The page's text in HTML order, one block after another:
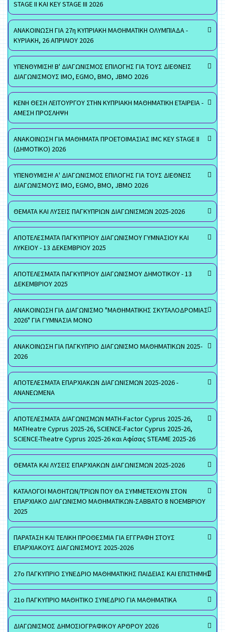
STAGE II ΚΑΙ KEY STAGE III 2026
ΑΝΑΚΟΙΝΩΣΗ ΓΙΑ 27η ΚΥΠΡΙΑΚΗ ΜΑΘΗΜΑΤΙΚΗ ΟΛΥΜΠΙΑΔΑ -
ΚΥΡΙΑΚΗ, 26 ΑΠΡΙΛΙΟΥ 2026
ΥΠΕΝΘΥΜΙΣΗ! Β' ΔΙΑΓΩΝΙΣΜΟΣ ΕΠΙΛΟΓΗΣ ΓΙΑ ΤΟΥΣ ΔΙΕΘΝΕΙΣ
ΔΙΑΓΩΝΙΣΜΟΥΣ ΙΜΟ, EGMO, ΒΜΟ, JBMO 2026
ΚΕΝΗ ΘΕΣΗ ΛΕΙΤΟΥΡΓΟΥ ΣΤΗΝ ΚΥΠΡΙΑΚΗ ΜΑΘΗΜΑΤΙΚΗ ΕΤΑΙΡΕΙΑ -
ΑΜΕΣΗ ΠΡΟΣΛΗΨΗ
ΑΝΑΚΟΙΝΩΣΗ ΓΙΑ ΜΑΘΗΜΑΤΑ ΠΡΟΕΤΟΙΜΑΣΙΑΣ IMC KEY STAGE II
(ΔΗΜΟΤΙΚΟ) 2026
ΥΠΕΝΘΥΜΙΣΗ! Α' ΔΙΑΓΩΝΙΣΜΟΣ ΕΠΙΛΟΓΗΣ ΓΙΑ ΤΟΥΣ ΔΙΕΘΝΕΙΣ
ΔΙΑΓΩΝΙΣΜΟΥΣ ΙΜΟ, EGMO, ΒΜΟ, JBMO 2026
ΘΕΜΑΤΑ ΚΑΙ ΛΥΣΕΙΣ ΠΑΓΚΥΠΡΙΩΝ ΔΙΑΓΩΝΙΣΜΩΝ 2025-2026
ΑΠΟΤΕΛΕΣΜΑΤΑ ΠΑΓΚΥΠΡΙΟΥ ΔΙΑΓΩΝΙΣΜΟΥ ΓΥΜΝΑΣΙΟΥ ΚΑΙ
ΛΥΚΕΙΟΥ - 13 ΔΕΚΕΜΒΡΙΟΥ 2025
ΑΠΟΤΕΛΕΣΜΑΤΑ ΠΑΓΚΥΠΡΙΟΥ ΔΙΑΓΩΝΙΣΜΟΥ ΔΗΜΟΤΙΚΟΥ - 13
ΔΕΚΕΜΒΡΙΟΥ 2025
ΑΝΑΚΟΙΝΩΣΗ ΓΙΑ ΔΙΑΓΩΝΙΣΜΟ "ΜΑΘΗΜΑΤΙΚΗΣ ΣΚΥΤΑΛΟΔΡΟΜΙΑΣ
2026" ΓΙΑ ΓΥΜΝΑΣΙΑ ΜΟΝΟ
ΑΝΑΚΟΙΝΩΣΗ ΓΙΑ ΠΑΓΚΥΠΡΙΟ ΔΙΑΓΩΝΙΣΜΟ ΜΑΘΗΜΑΤΙΚΩΝ 2025-
2026
ΑΠΟΤΕΛΕΣΜΑΤΑ ΕΠΑΡΧΙΑΚΩΝ ΔΙΑΓΩΝΙΣΜΩΝ 2025-2026 -
ΑΝΑΝΕΩΜΕΝΑ
ΑΠΟΤΕΛΕΣΜΑΤΑ ΔΙΑΓΩΝΙΣΜΩΝ MATH-Factor Cyprus 2025-26,
MATHeatre Cyprus 2025-26, SCIENCE-Factor Cyprus 2025-26,
SCIENCE-Theatre Cyprus 2025-26 και Αφίσας STEAME 2025-26
ΘΕΜΑΤΑ ΚΑΙ ΛΥΣΕΙΣ ΕΠΑΡΧΙΑΚΩΝ ΔΙΑΓΩΝΙΣΜΩΝ 2025-2026
ΚΑΤΑΛΟΓΟΙ ΜΑΘΗΤΩΝ/ΤΡΙΩΝ ΠΟΥ ΘΑ ΣΥΜΜΕΤΕΧΟΥΝ ΣΤΟΝ
ΕΠΑΡΧΙΑΚΟ ΔΙΑΓΩΝΙΣΜΟ ΜΑΘΗΜΑΤΙΚΩΝ-ΣΑΒΒΑΤΟ 8 ΝΟΕΜΒΡΙΟΥ
2025
ΠΑΡΑΤΑΣΗ ΚΑΙ ΤΕΛΙΚΗ ΠΡΟΘΕΣΜΙΑ ΓΙΑ ΕΓΓΡΑΦΗ ΣΤΟΥΣ
ΕΠΑΡΧΙΑΚΟΥΣ ΔΙΑΓΩΝΙΣΜΟΥΣ 2025-2026
27ο ΠΑΓΚΥΠΡΙΟ ΣΥΝΕΔΡΙΟ ΜΑΘΗΜΑΤΙΚΗΣ ΠΑΙΔΕΙΑΣ ΚΑΙ ΕΠΙΣΤΗΜΗΣ
21ο ΠΑΓΚΥΠΡΙΟ ΜΑΘΗΤΙΚΟ ΣΥΝΕΔΡΙΟ ΓΙΑ ΜΑΘΗΜΑΤΙΚΑ
ΔΙΑΓΩΝΙΣΜΟΣ ΔΗΜΟΣΙΟΓΡΑΦΙΚΟΥ ΑΡΘΡΟΥ 2026